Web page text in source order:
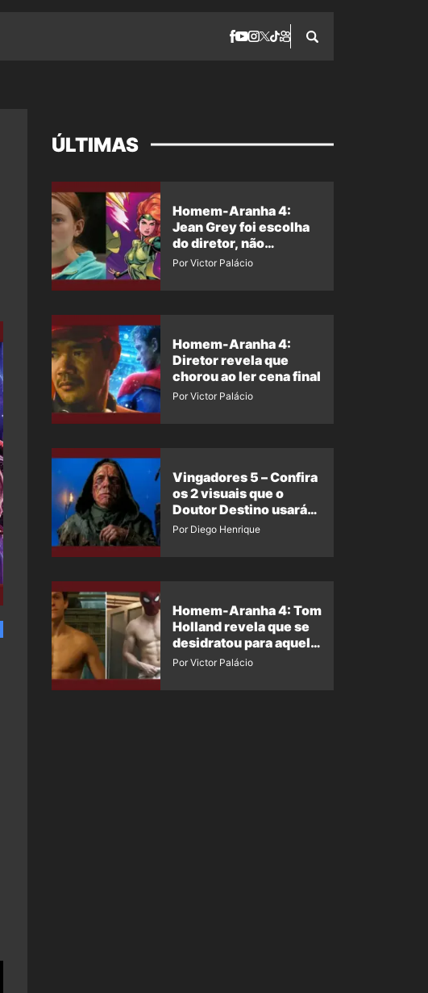
ÚLTIMAS
Homem-Aranha 4:
Jean Grey foi escolha
do diretor, não
imposição da Marvel
Por Victor Palácio
Homem-Aranha 4:
Diretor revela que
chorou ao ler cena final
Por Victor Palácio
Vingadores 5 – Confira
os 2 visuais que o
Doutor Destino usará
no filme
Por Diego Henrique
Homem-Aranha 4: Tom
Holland revela que se
desidratou para aquela
cena
Por Victor Palácio